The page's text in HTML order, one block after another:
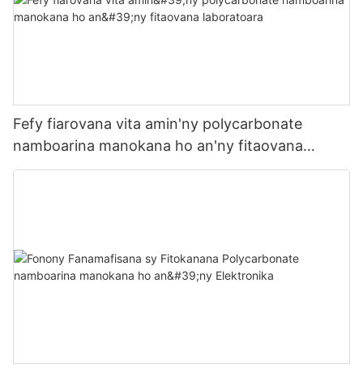
Fefy fiarovana vita amin'ny polycarbonate
namboarina manokana ho an'ny fitaovana
laboratoara